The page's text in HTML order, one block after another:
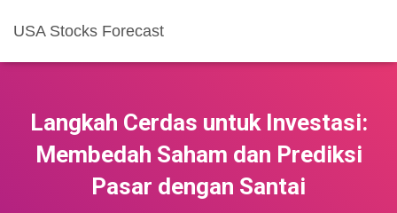
USA Stocks Forecast
Langkah Cerdas untuk Investasi:
Membedah Saham dan Prediksi
Pasar dengan Santai